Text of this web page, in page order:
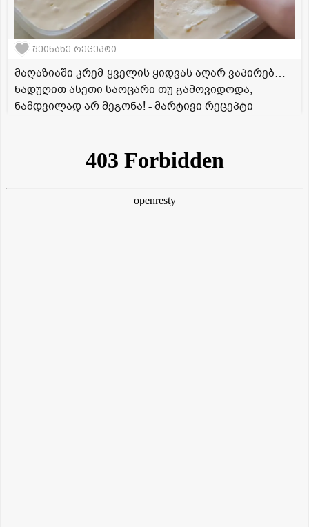
შეინახე რეცეპტი
მაღაზიაში კრემ-ყველის ყიდვას აღარ ვაპირებ…
ნადუღით ასეთი საოცარი თუ გამოვიდოდა,
ნამდვილად არ მეგონა! - მარტივი რეცეპტი